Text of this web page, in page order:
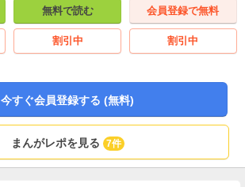
無料で読む
割引中
会員登録で無料
割引中
今すぐ会員登録する (無料)
まんがレポを見る 7件